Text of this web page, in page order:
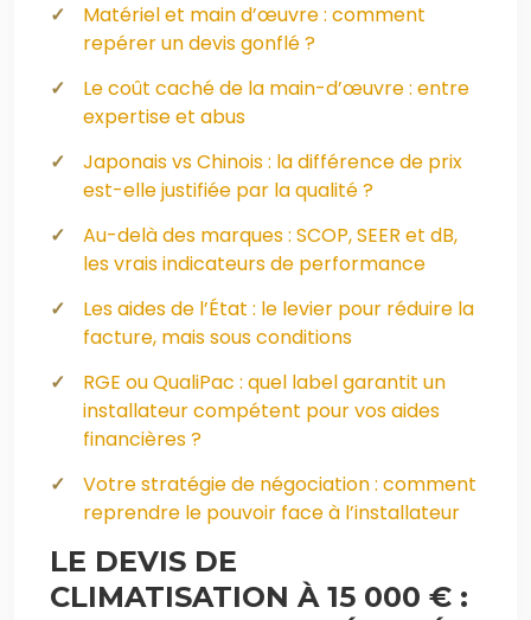
Matériel et main d’œuvre : comment
repérer un devis gonflé ?
Le coût caché de la main-d’œuvre : entre
expertise et abus
Japonais vs Chinois : la différence de prix
est-elle justifiée par la qualité ?
Au-delà des marques : SCOP, SEER et dB,
les vrais indicateurs de performance
Les aides de l’État : le levier pour réduire la
facture, mais sous conditions
RGE ou QualiPac : quel label garantit un
installateur compétent pour vos aides
financières ?
Votre stratégie de négociation : comment
reprendre le pouvoir face à l’installateur
LE DEVIS DE
CLIMATISATION À 15 000 € :